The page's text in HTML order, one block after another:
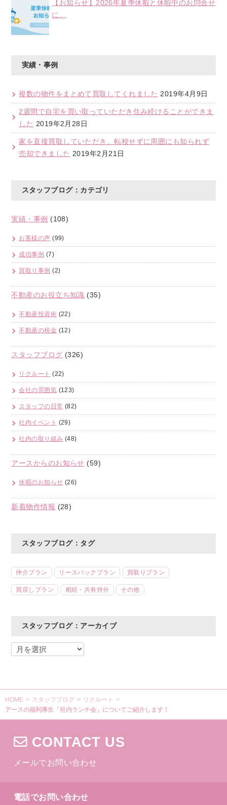
【お知らせ】2026年夏季休暇と休暇中のお問合せ
に...
実績・事例
複数の物件をまとめて買取してくれました 2019年4月9日
2週間で自宅を買い取っていただき住み続けることができま
した 2019年2月28日
家を直接買取していただき、転校せずに周囲にも知られず
売却できました 2019年2月21日
スタッフブログ：カテゴリ
実績・事例 (108)
お客様の声 (99)
成功事例 (7)
買取り事例 (2)
不動産のお役立ち知識 (35)
不動産投資術 (22)
不動産の税金 (12)
スタッフブログ (326)
リクルート (22)
会社の雰囲気 (123)
スタッフの日常 (82)
社内イベント (29)
社内の取り組み (48)
アースからのお知らせ (59)
休暇のお知らせ (26)
新着物件情報 (28)
スタッフブログ：タグ
仲介プラン リースバックプラン 買取りプラン
買戻しプラン 相続・共有持分 その他
スタッフブログ：アーカイブ
HOME > スタッフブログ > リクルート >
アースの福利厚生「社内ランチ会」についてご紹介します！
CONTACT US
メールでお問い合わせ
電話でお問い合わせ